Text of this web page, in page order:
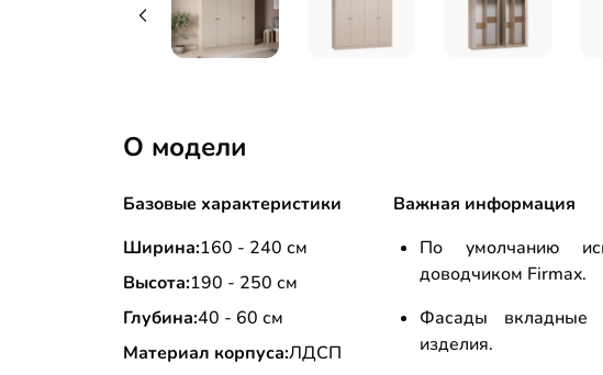
О модели
Базовые характеристики
Ширина:160 - 240 см
Высота:190 - 250 см
Глубина:40 - 60 см
Материал корпуса:ЛДСП
Важная информация
По умолчанию
доводчиком Firmax.
Фасады вкладные
изделия.